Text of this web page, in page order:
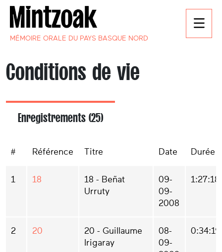
MÉMOIRE ORALE DU PAYS BASQUE NORD
Conditions de vie
Enregistrements (25)
# Référence Titre Date Durée
1 18
18 - Beñat
Urruty
09-
09-
2008
1:27:18
2 20
20 - Guillaume
Irigaray
08-
09-
0:34:19